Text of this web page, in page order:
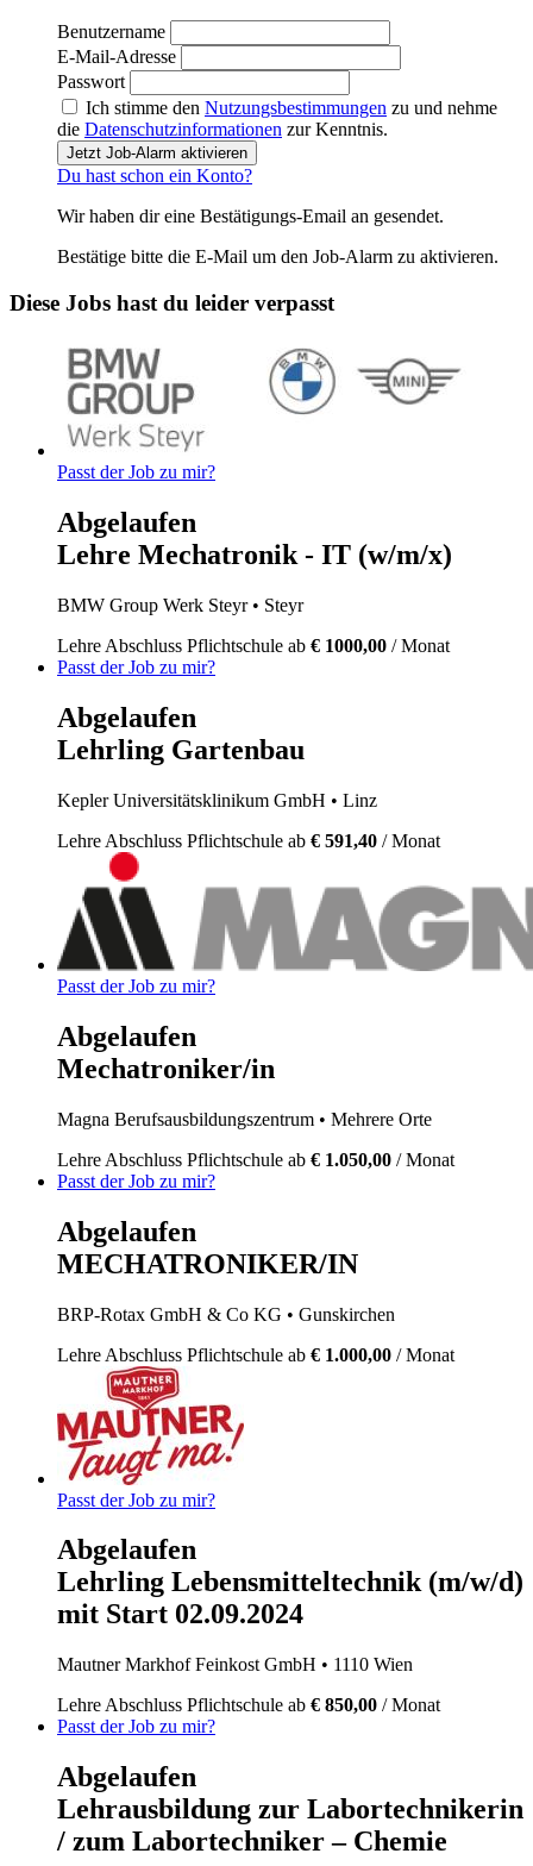
Benutzername
E-Mail-Adresse
Passwort
Ich stimme den Nutzungsbestimmungen zu und nehme
die Datenschutzinformationen zur Kenntnis.
Jetzt Job-Alarm aktivieren
Du hast schon ein Konto?
Wir haben dir eine Bestätigungs-Email an gesendet.
Bestätige bitte die E-Mail um den Job-Alarm zu aktivieren.
Diese Jobs hast du leider verpasst
Passt der Job zu mir?
Abgelaufen
Lehre Mechatronik - IT (w/m/x)
BMW Group Werk Steyr • Steyr
Lehre Abschluss Pflichtschule ab € 1000,00 / Monat
Passt der Job zu mir?
Abgelaufen
Lehrling Gartenbau
Kepler Universitätsklinikum GmbH • Linz
Lehre Abschluss Pflichtschule ab € 591,40 / Monat
Passt der Job zu mir?
Abgelaufen
Mechatroniker/in
Magna Berufsausbildungszentrum • Mehrere Orte
Lehre Abschluss Pflichtschule ab € 1.050,00 / Monat
Passt der Job zu mir?
Abgelaufen
MECHATRONIKER/IN
BRP-Rotax GmbH & Co KG • Gunskirchen
Lehre Abschluss Pflichtschule ab € 1.000,00 / Monat
Passt der Job zu mir?
Abgelaufen
Lehrling Lebensmitteltechnik (m/w/d)
mit Start 02.09.2024
Mautner Markhof Feinkost GmbH • 1110 Wien
Lehre Abschluss Pflichtschule ab € 850,00 / Monat
Passt der Job zu mir?
Abgelaufen
Lehrausbildung zur Labortechnikerin
/ zum Labortechniker – Chemie